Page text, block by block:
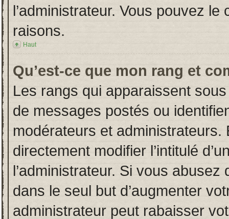
l’administrateur. Vous pouvez
raisons.
Haut
Qu’est-ce que mon rang et
Les rangs qui apparaissent
de messages postés ou
modérateurs et
directement modifier l’intitulé
l’administrateur. Si vous
dans le seul but d’augmenter
administrateur peut rabaisser